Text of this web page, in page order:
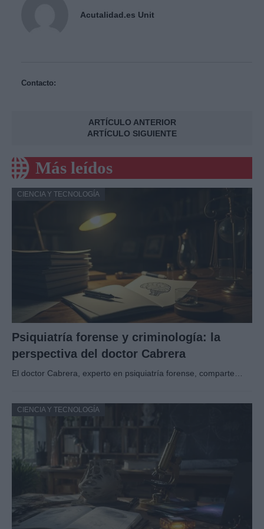
Acutalidad.es Unit
Contacto:
ARTÍCULO ANTERIOR
ARTÍCULO SIGUIENTE
Más leídos
CIENCIA Y TECNOLOGÍA
Psiquiatría forense y criminología: la
perspectiva del doctor Cabrera
El doctor Cabrera, experto en psiquiatría forense, comparte…
CIENCIA Y TECNOLOGÍA